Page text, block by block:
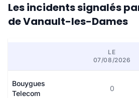
Les incidents signalés
de Vanault-les-Dames
LE
07/08/2026
Bouygues
Telecom
0